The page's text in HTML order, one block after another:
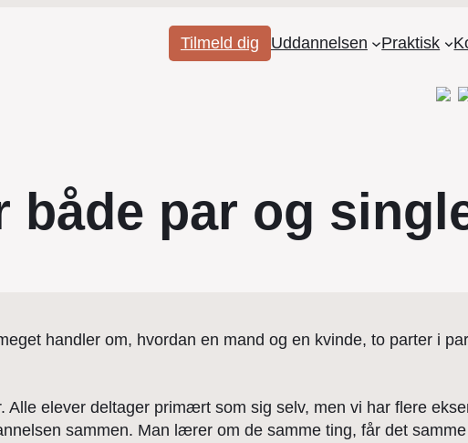
Tilmeld dig Uddannelsen Praktisk
både par og
handler om, hvordan en mand og en kvinde, to parter i
Alle elever deltager primært som sig selv, men vi har flere
sammen. Man lærer om de samme ting, får det